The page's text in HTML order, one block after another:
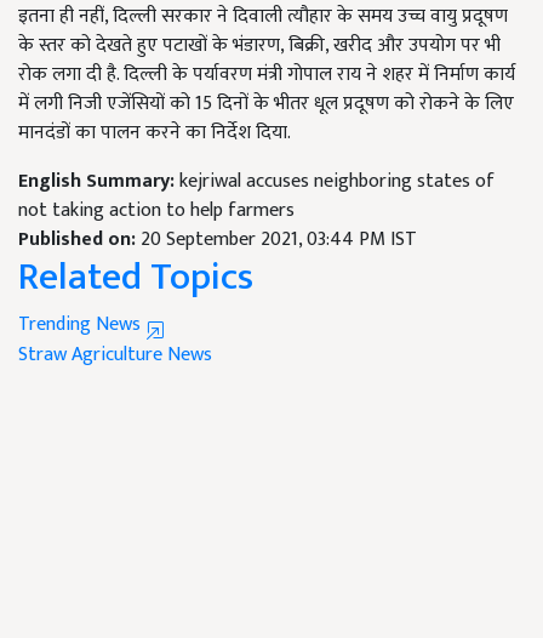
इतना ही नहीं, दिल्ली सरकार ने दिवाली त्यौहार के समय उच्च वायु प्रदूषण
के स्तर को देखते हुए पटाखों के भंडारण, बिक्री, खरीद और उपयोग पर भी
रोक लगा दी है. दिल्ली के पर्यावरण मंत्री गोपाल राय ने शहर में निर्माण कार्य
में लगी निजी एजेंसियों को 15 दिनों के भीतर धूल प्रदूषण को रोकने के लिए
मानदंडों का पालन करने का निर्देश दिया.
English Summary:kejriwal accuses neighboring states of
not taking action to help farmers
Published on:20 September 2021, 03:44 PM IST
Related Topics
Trending News
StrawAgriculture News